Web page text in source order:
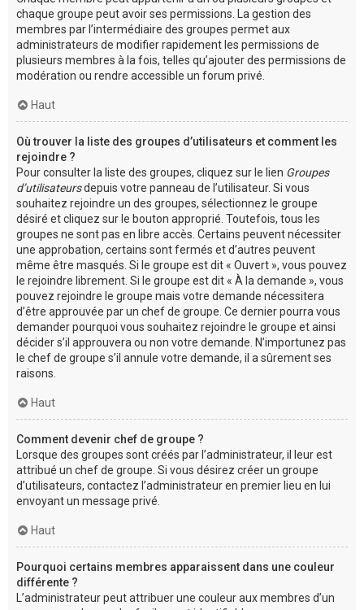
chaque groupe peut avoir ses permissions. La gestion des
membres par l’intermédiaire des groupes permet aux
administrateurs de modifier rapidement les permissions de
plusieurs membres à la fois, telles qu’ajouter des permissions de
modération ou rendre accessible un forum privé.
Haut
Où trouver la liste des groupes d’utilisateurs et comment les
rejoindre ?
Pour consulter la liste des groupes, cliquez sur le lien Groupes
d’utilisateursdepuis votre panneau de l’utilisateur. Si vous
souhaitez rejoindre un des groupes, sélectionnez le groupe
désiré et cliquez sur le bouton approprié. Toutefois, tous les
groupes ne sont pas en libre accès. Certains peuvent nécessiter
une approbation, certains sont fermés et d’autres peuvent
même être masqués. Si le groupe est dit « Ouvert », vous pouvez
le rejoindre librement. Si le groupe est dit « À la demande », vous
pouvez rejoindre le groupe mais votre demande nécessitera
d’être approuvée par un chef de groupe. Ce dernier pourra vous
demander pourquoi vous souhaitez rejoindre le groupe et ainsi
décider s’il approuvera ou non votre demande. N’importunez pas
le chef de groupe s’il annule votre demande, il a sûrement ses
raisons.
Haut
Comment devenir chef de groupe ?
Lorsque des groupes sont créés par l’administrateur, il leur est
attribué un chef de groupe. Si vous désirez créer un groupe
d’utilisateurs, contactez l’administrateur en premier lieu en lui
envoyant un message privé.
Haut
Pourquoi certains membres apparaissent dans une couleur
différente ?
L’administrateur peut attribuer une couleur aux membres d’un